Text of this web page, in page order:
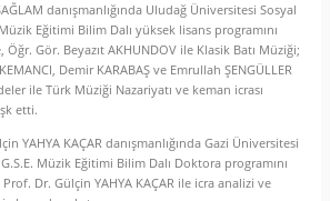
danışmanlığında Uludağ Üniversitesi Sosyal
Eğitimi Bilim Dalı yüksek lisans programını
Gör. Beyazıt AKHUNDOV ile Klasik Batı Müziği;
Demir KARABAŞ ve Emrullah ŞENGÜLLER
ile Türk Müziği Nazariyatı ve keman icrası
etti.
YAHYA KAÇAR danışmanlığında Gazi Üniversitesi
Müzik Eğitimi Bilim Dalı Doktora programını
Dr. Gülçin YAHYA KAÇAR ile icra analizi ve